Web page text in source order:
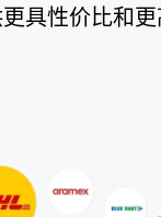
具性价比和